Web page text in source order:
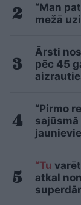
“Man
mežā
Ārsti
pēc 45
“Pirmo
“Tu
atkal